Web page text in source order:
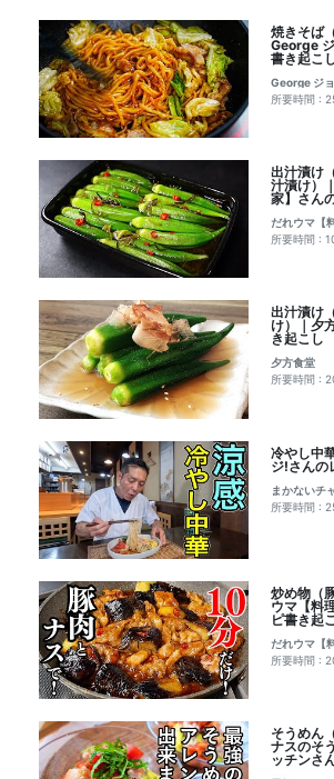
焼きそば
George
書き起こ
George ジ
所要時間 :
出汁漬け
汁漬け）
家】さん
だれウマ【
所要時間 :
出汁漬け
け）｜夕
き起こし
夕方食堂
所要時間 :
冷やし中
ジ!さんの
まかないチ
所要時間 :
炒め物（
ウマ【料
ピ書き起
だれウマ【
所要時間 :
そうめん
ナスのそ
ッチンさ